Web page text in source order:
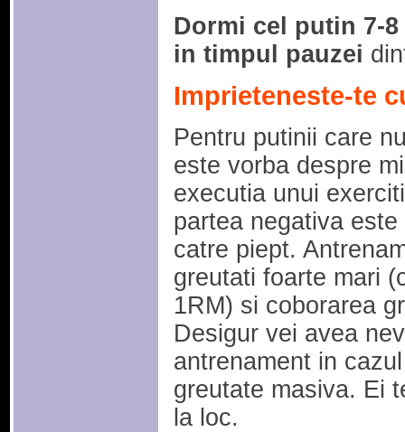
Dormi cel putin 7-
in timpul pauzei
Imprieteneste-te
Pentru putinii care
este vorba despre
executia unui
partea negativa
catre piept.
greutati foarte mari
1RM) si coborarea
Desigur vei avea
antrenament in
greutate masiva. Ei
la loc.